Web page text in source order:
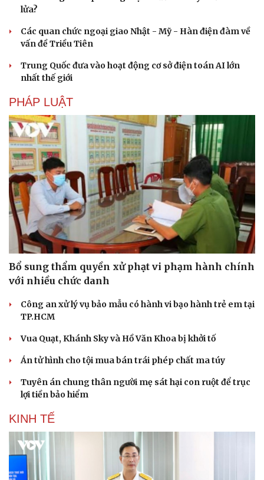
Du lịch
Tư vấn
Săn Tour
check-in
Podcast
Cửa sổ tình yêu
lửa?
Các quan chức ngoại giao Nhật - Mỹ - Hàn điện đàm về
vấn đề Triều Tiên
Trung Quốc đưa vào hoạt động cơ sở điện toán AI lớn
nhất thế giới
PHÁP LUẬT
Bổ sung thẩm quyền xử phạt vi phạm hành chính
với nhiều chức danh
Công an xử lý vụ bảo mẫu có hành vi bạo hành trẻ em tại
TP.HCM
Vua Quạt, Khánh Sky và Hồ Văn Khoa bị khởi tố
Án tử hình cho tội mua bán trái phép chất ma túy
Tuyên án chung thân người mẹ sát hại con ruột để trục
lợi tiền bảo hiểm
KINH TẾ